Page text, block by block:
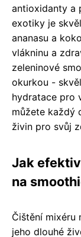
antioxidanty a
exotiky je
ananasu a
vlákninu a
zeleninové
okurkou -
hydratace pro
můžete každý
živin pro svůj
Jak
na
Čištění mixéru
jeho dlouhé